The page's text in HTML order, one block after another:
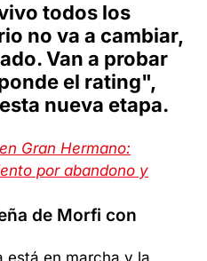
todos los
no va a cambiar,
Van a probar
el rating",
nueva etapa.
Gran Hermano:
por abandono y
de Morfi con